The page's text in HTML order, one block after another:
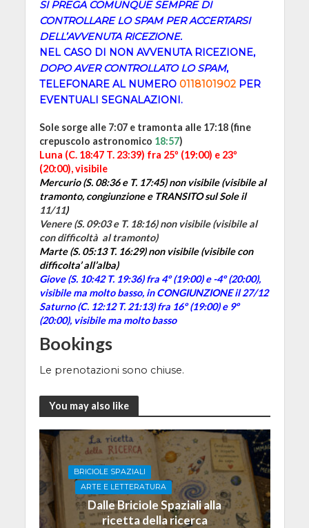
SI PREGA COMUNQUE SEMPRE DI
CONTROLLARE LO SPAM PER ACCERTARSI
DELL’AVVENUTA RICEZIONE.
NEL CASO DI NON AVVENUTA RICEZIONE,
DOPO AVER CONTROLLATO LO SPAM,
TELEFONARE AL NUMERO 0118101902PER
EVENTUALI SEGNALAZIONI.
Sole sorge alle 7:07 e tramonta alle 17:18 (fine
crepuscolo astronomico 18:57)
Luna (C. 18:47 T. 23:39) fra 25º (19:00) e 23º
(20:00), visibile
Mercurio (S. 08:36 e T. 17:45) non visibile (visibile al
tramonto, congiunzione e TRANSITO sul Sole il
11/11)
Venere (S. 09:03 e T. 18:16)non visibile (visibile al
con difficoltà al tramonto)
Marte (S. 05:13 T. 16:29) non visibile (visibile con
difficolta’ all’alba)
Giove (S. 10:42 T. 19:36)fra 4º (19:00) e -4º (20:00),
visibile ma molto basso, in CONGIUNZIONE il 27/12
Saturno (C. 12:12 T. 21:13) fra 16º (19:00) e 9º
(20:00), visibile ma molto basso
Bookings
Le prenotazioni sono chiuse.
You may also like
BRICIOLE SPAZIALI
ARTE E LETTERATURA
Dalle Briciole Spaziali alla
ricetta della ricerca